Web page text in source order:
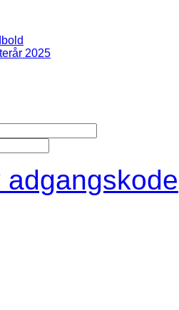
2025
adgangskode